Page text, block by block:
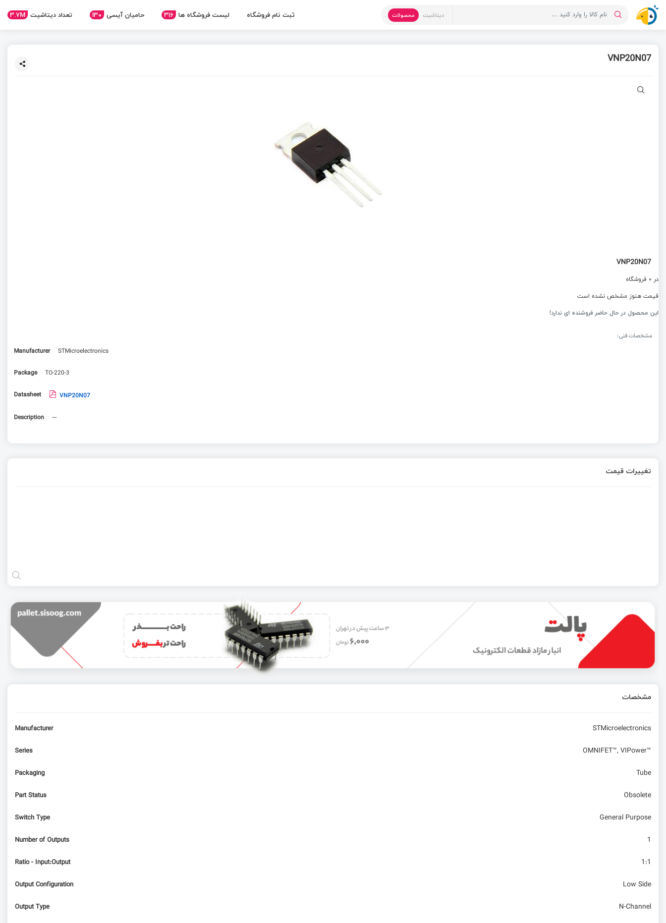
دیتاشیت محصولات ثبت نام فروشگاه لیست فروشگاه ها 316 حامیان آیسی 130 تعداد دیتاشیت 3.7M
VNP20N07
VNP20N07
در 0 فروشگاه
قیمت هنوز مشخص نشده است
این محصول در حال حاضر فروشنده ای ندارد!
مشخصات فنی:
Manufacturer
STMicroelectronics
Package TO-220-3
Datasheet VNP20N07
Description ---
تغییرات قیمت
مشخصات
Manufacturer STMicroelectronics
Series OMNIFET™, VIPower™
Packaging Tube
Part Status Obsolete
Switch Type General Purpose
Number of Outputs 1
Ratio - Input:Output 1:1
Output Configuration Low Side
Output Type N-Channel